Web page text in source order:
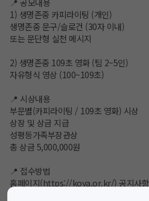
📍 공모내용
1) 생명존중 카피라이팅 (개인)
생명존중 문구/슬로건 (30자 이내)
또는 문단형 실천 메시지
2) 생명존중 109초 영화 (팀 2~5인)
자유형식 영상 (100~109초)
📍 시상내용
부문별(카피라이팅 / 109초 영화) 시상
상장 및 상금 지급
성평등가족부장관상
총 상금 5,000,000원
📍 접수방법
홈페이지(https://koya.or.kr/) 공지사